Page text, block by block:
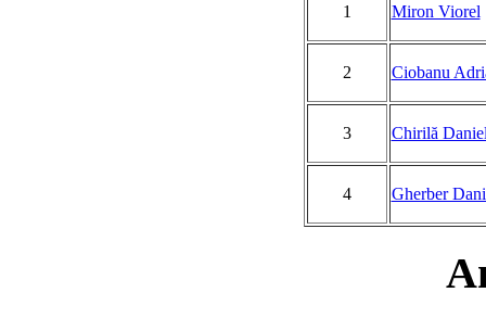
1 Miron Viorel
2 Ciobanu
3 Chirilă
4 Gherber